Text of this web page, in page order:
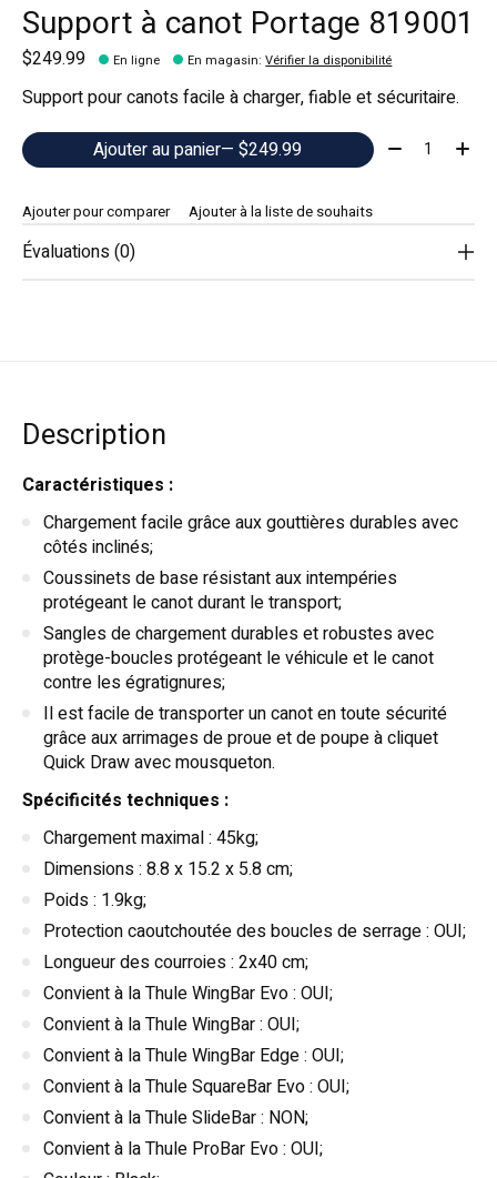
Support à canot Portage 819001
$249.99 En ligne En magasin:Vérifier la disponibilité
Support pour canots facile à charger, fiable et sécuritaire.
Ajouter au panier
— $249.99 Quantité:
Ajouter pour comparer Ajouter à la liste de souhaits
Évaluations (0)
Description
Caractéristiques :
Chargement facile grâce aux gouttières durables avec
côtés inclinés;
Coussinets de base résistant aux intempéries
protégeant le canot durant le transport;
Sangles de chargement durables et robustes avec
protège-boucles protégeant le véhicule et le canot
contre les égratignures;
Il est facile de transporter un canot en toute sécurité
grâce aux arrimages de proue et de poupe à cliquet
Quick Draw avec mousqueton.
Spécificités techniques :
Chargement maximal : 45kg;
Dimensions : 8.8 x 15.2 x 5.8 cm;
Poids : 1.9kg;
Protection caoutchoutée des boucles de serrage : OUI;
Longueur des courroies : 2x40 cm;
Convient à la Thule WingBar Evo : OUI;
Convient à la Thule WingBar : OUI;
Convient à la Thule WingBar Edge : OUI;
Convient à la Thule SquareBar Evo : OUI;
Convient à la Thule SlideBar : NON;
Convient à la Thule ProBar Evo : OUI;